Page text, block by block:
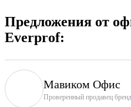
Предложения от
Everprof:
Мавиком Офис
Проверенный продавец